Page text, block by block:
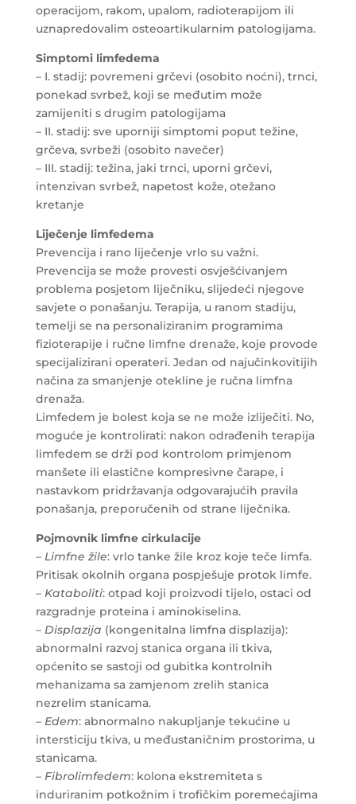
operacijom, rakom, upalom, radioterapijom ili
uznapredovalim osteoartikularnim patologijama.
Simptomi limfedema
– I. stadij: povremeni grčevi (osobito noćni), trnci,
ponekad svrbež, koji se međutim može
zamijeniti s drugim patologijama
– II. stadij: sve uporniji simptomi poput težine,
grčeva, svrbeži (osobito navečer)
– III. stadij: težina, jaki trnci, uporni grčevi,
intenzivan svrbež, napetost kože, otežano
kretanje
Liječenje limfedema
Prevencija i rano liječenje vrlo su važni.
Prevencija se može provesti osvješćivanjem
problema posjetom liječniku, slijedeći njegove
savjete o ponašanju. Terapija, u ranom stadiju,
temelji se na personaliziranim programima
fizioterapije i ručne limfne drenaže, koje provode
specijalizirani operateri. Jedan od najučinkovitijih
načina za smanjenje otekline je ručna limfna
drenaža.
Limfedem je bolest koja se ne može izliječiti. No,
moguće je kontrolirati: nakon odrađenih terapija
limfedem se drži pod kontrolom primjenom
manšete ili elastične kompresivne čarape, i
nastavkom pridržavanja odgovarajućih pravila
ponašanja, preporučenih od strane liječnika.
Pojmovnik limfne cirkulacije
– Limfne žile: vrlo tanke žile kroz koje teče limfa.
Pritisak okolnih organa pospješuje protok limfe.
– Kataboliti: otpad koji proizvodi tijelo, ostaci od
razgradnje proteina i aminokiselina.
– Displazija (kongenitalna limfna displazija):
abnormalni razvoj stanica organa ili tkiva,
općenito se sastoji od gubitka kontrolnih
mehanizama sa zamjenom zrelih stanica
nezrelim stanicama.
– Edem: abnormalno nakupljanje tekućine u
intersticiju tkiva, u međustaničnim prostorima, u
stanicama.
– Fibrolimfedem: kolona ekstremiteta s
induriranim potkožnim i trofičkim poremećajima